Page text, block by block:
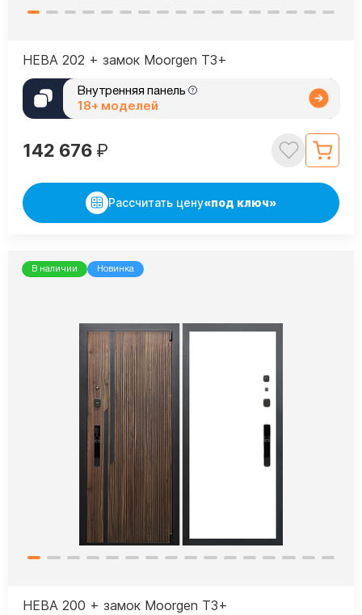
НЕВА 202 + замок Moorgen T3+
Внутренняя панель
18+ моделей
142 676 ₽
Рассчитать цену«под ключ»
В наличии Новинка
НЕВА 200 + замок Moorgen T3+